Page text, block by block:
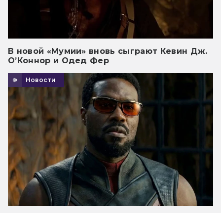
В новой «Мумии» вновь сыграют Кевин Дж.
О’Коннор и Одед Фер
Новости